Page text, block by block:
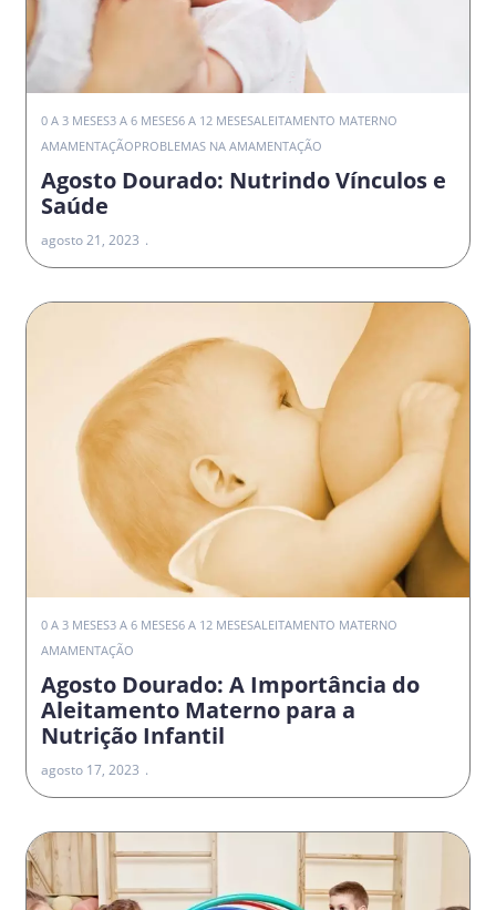
0 A 3 MESES3 A 6 MESES6 A 12 MESESALEITAMENTO MATERNO
AMAMENTAÇÃOPROBLEMAS NA AMAMENTAÇÃO
Agosto Dourado: Nutrindo Vínculos e
Saúde
agosto 21, 2023
0 A 3 MESES3 A 6 MESES6 A 12 MESESALEITAMENTO MATERNO
AMAMENTAÇÃO
Agosto Dourado: A Importância do
Aleitamento Materno para a
Nutrição Infantil
agosto 17, 2023